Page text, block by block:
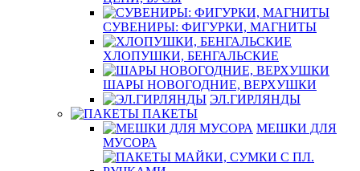
СУВЕНИРЫ: ФИГУРКИ, МАГНИТЫ
ХЛОПУШКИ, БЕНГАЛЬСКИЕ
ШАРЫ НОВОГОДНИЕ, ВЕРХУШКИ
ЭЛ.ГИРЛЯНДЫ
ПАКЕТЫ
МЕШКИ ДЛЯ
МУСОРА